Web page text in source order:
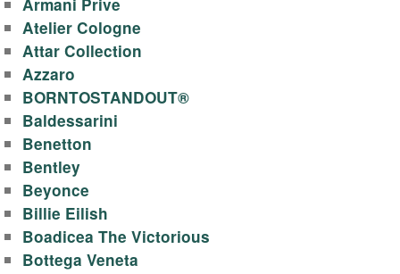
l
a
n
d
.
b
Armani Prive
Atelier Cologne
Attar Collection
Azzaro
BORNTOSTANDOUT®
Baldessarini
Benetton
Bentley
Beyonce
Billie Eilish
Boadicea The Victorious
Bottega Veneta